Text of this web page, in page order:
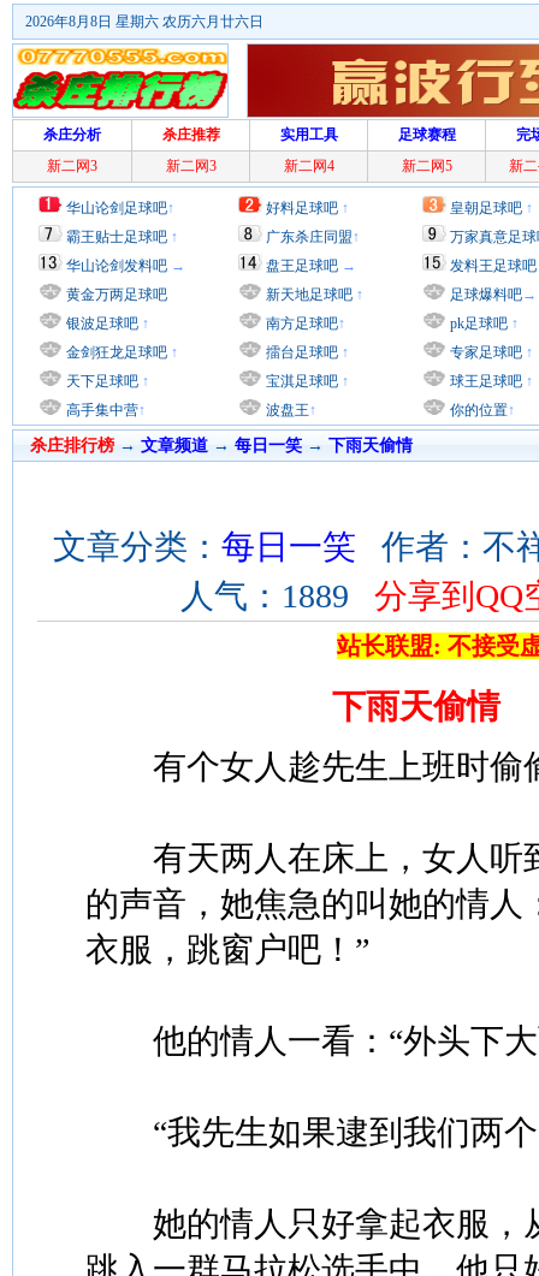
2026年8月8日 星期六 农历六月廿六日
杀庄分析 杀庄推荐 实用工具 足球赛程
完
新二网3
新二网3 新二网4 新二网5 新
华山论剑足球吧↑
霸王贴士足球吧 ↑
华山论剑发料吧 →
黄金万两足球吧
银波足球吧 ↑
金剑狂龙足球吧 ↑
天下足球吧 ↑
高手集中营↑
好料足球吧 ↑
广东杀庄同盟↑
盘王足球吧 →
新天地足球吧 ↑
南方足球吧↑
擂台足球吧 ↑
宝淇足球吧 ↑
波盘王↑
皇朝足球吧 ↑
万家真意足
发料王足球吧
足球爆料吧→
pk足球吧 ↑
专家足球吧 ↑
球王足球吧 ↑
你的位置↑
杀庄排行榜 → 文章频道→ 每日一笑 → 下雨天偷情
文章分类： 每日一笑 作者：不
人气：1889 分享到QQ
站长联盟: 不接受
下雨天偷情
有个女人趁先生上班时偷
有天两人在床上，女人听
的声音，她焦急的叫她的情人
衣服，跳窗户吧！”
他的情人一看：“外头下大
“我先生如果逮到我们两个
她的情人只好拿起衣服，